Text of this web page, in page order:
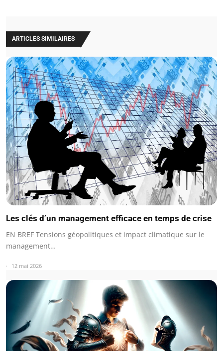
ARTICLES SIMILAIRES
Les clés d’un management efficace en temps de crise
EN BREF Tensions géopolitiques et impact climatique sur le
management…
12 mai 2026